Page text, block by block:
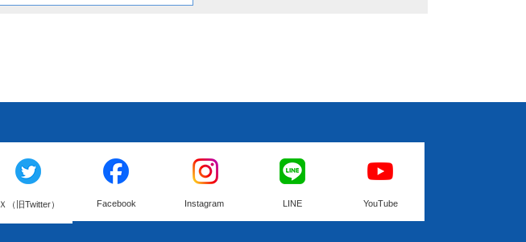
Ｘ（旧Twitter） Facebook Instagram LINE YouTube